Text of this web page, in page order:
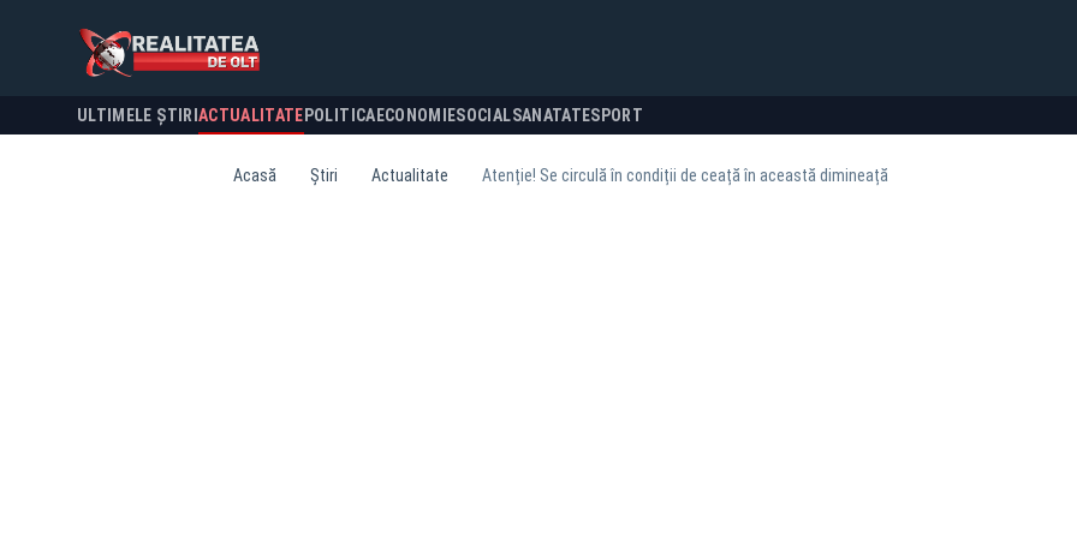
ULTIMELE ȘTIRI ACTUALITATE POLITICA ECONOMIESOCIALSANATATESPORT
Acasă Știri Actualitate Atenție! Se circulă în condiții de ceață în această dimineață